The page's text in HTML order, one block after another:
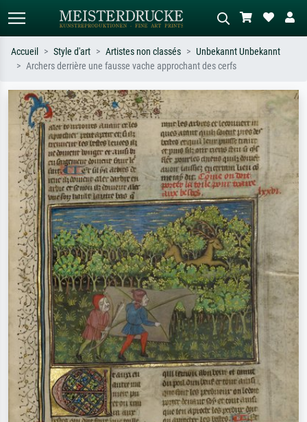
Recherchez par artiste, titre ou style –
ex. Monet, Nuit étoilée,
impressionnisme, vague de Hokusai,
nu.
Décrivez la scène – ex. prairie verte,
abstrait avec beaucoup de rouge,
tableau sombre, nu debout près d'un
arbre.
Accueil Style d'art Artistes non classés
Unbekannt Unbekannt
Archers derrière une fausse vache approchant des cerfs